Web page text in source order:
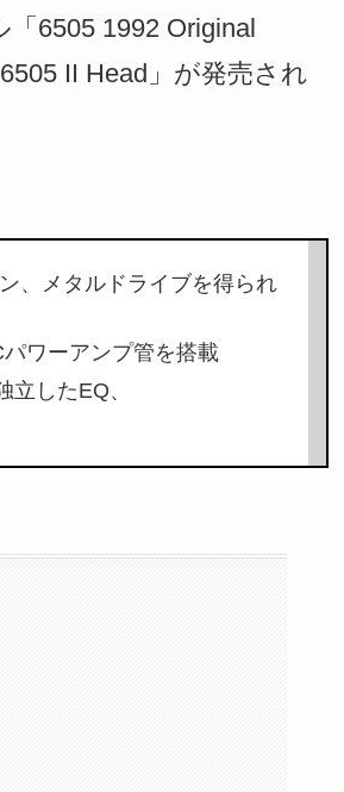
6505 1992 Original
II Head」が発売され
、メタルドライブを得られ
ワーアンプ管を搭載
したEQ、